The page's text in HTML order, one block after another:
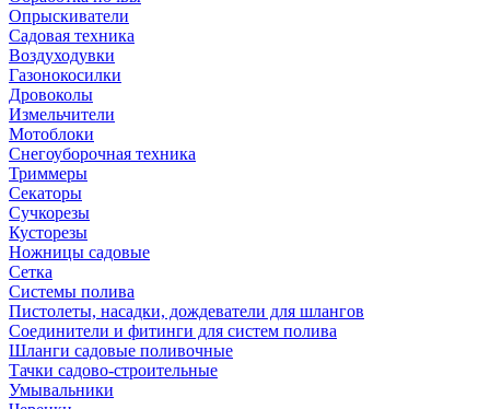
Опрыскиватели
Садовая техника
Воздуходувки
Газонокосилки
Дровоколы
Измельчители
Мотоблоки
Снегоуборочная техника
Триммеры
Секаторы
Сучкорезы
Кусторезы
Ножницы садовые
Сетка
Системы полива
Пистолеты, насадки, дождеватели для шлангов
Соединители и фитинги для систем полива
Шланги садовые поливочные
Тачки садово-строительные
Умывальники